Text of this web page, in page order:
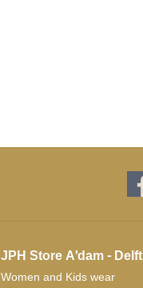
JPH Store A'dam - Delft
Women and Kids wear